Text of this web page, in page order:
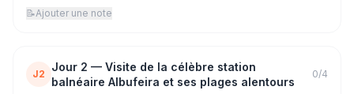
📝Ajouter une note
J2
Jour 2 — Visite de la célèbre station
balnéaire Albufeira et ses plages alentours
0/4